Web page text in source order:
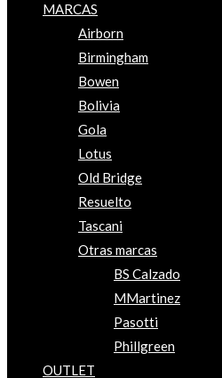
MARCAS
Airborn
Birmingham
Bowen
Bolivia
Gola
Lotus
Old Bridge
Resuelto
Tascani
Otras marcas
BS Calzado
MMartinez
Pasotti
Phillgreen
OUTLET